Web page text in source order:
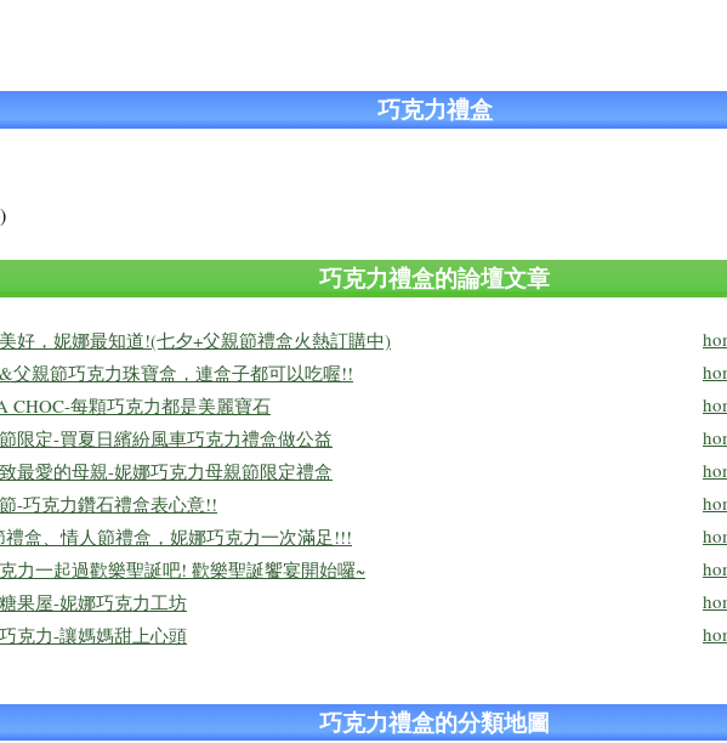
巧克力禮盒
)
巧克力禮盒的論壇文章
好，妮娜最知道!(七夕+父親節禮盒火熱訂購中)
父親節巧克力珠寶盒，連盒子都可以吃喔!!
CHOC-每顆巧克力都是美麗寶石
限定-買夏日繽紛風車巧克力禮盒做公益
致最愛的母親-妮娜巧克力母親節限定禮盒
-巧克力鑽石禮盒表心意!!
禮盒、情人節禮盒，妮娜巧克力一次滿足!!!
力一起過歡樂聖誕吧! 歡樂聖誕饗宴開始囉~
果屋-妮娜巧克力工坊
克力-讓媽媽甜上心頭
巧克力禮盒的分類地圖